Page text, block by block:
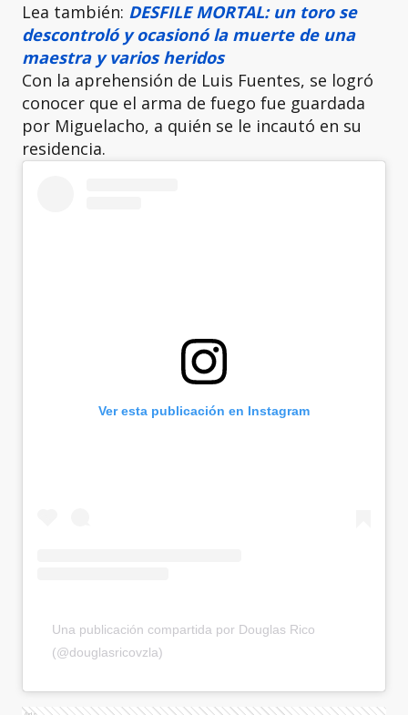
Lea también: DESFILE MORTAL: un toro se
descontroló y ocasionó la muerte de una
maestra y varios heridos
Con la aprehensión de Luis Fuentes, se logró
conocer que el arma de fuego fue guardada
por Miguelacho, a quién se le incautó en su
residencia.
Ver esta publicación en Instagram
Una publicación compartida por Douglas Rico
(@douglasricovzla)